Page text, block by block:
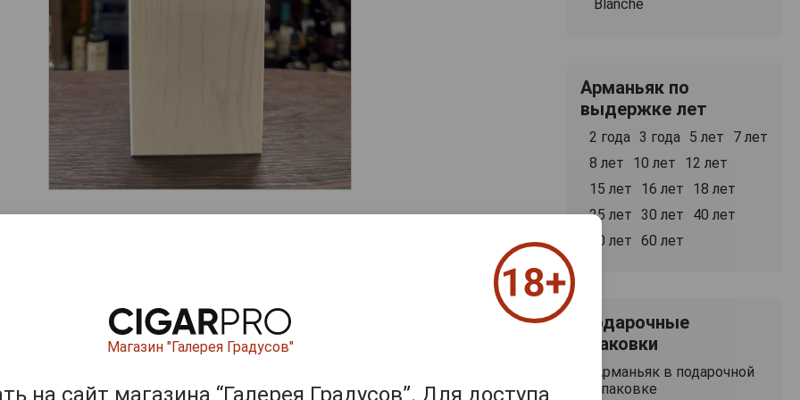
Armagnac Maison
Gelas 1993 years
Armagnac
Blanche
Арманьяк по
выдержке лет
2 года 3 года 5 лет
7 лет
8 лет
10 лет
12 лет
15 лет
16 лет
18 лет
25 лет 30 лет
40 лет
50 лет 60 лет
Подарочные
упаковки
Арманьяк в подарочной
упаковке
Магазин "Галерея Градусов"
на сайт магазина “Галерея Градусов”. Для доступа